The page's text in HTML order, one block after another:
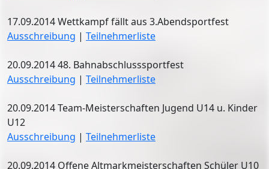
17.09.2014 Wettkampf fällt aus 3.Abendsportfest
Ausschreibung | Teilnehmerliste
20.09.2014 48. Bahnabschlusssportfest
Ausschreibung | Teilnehmerliste
20.09.2014 Team-Meisterschaften Jugend U14 u. Kinder
U12
Ausschreibung | Teilnehmerliste
20.09.2014 Offene Altmarkmeisterschaften Schüler U10